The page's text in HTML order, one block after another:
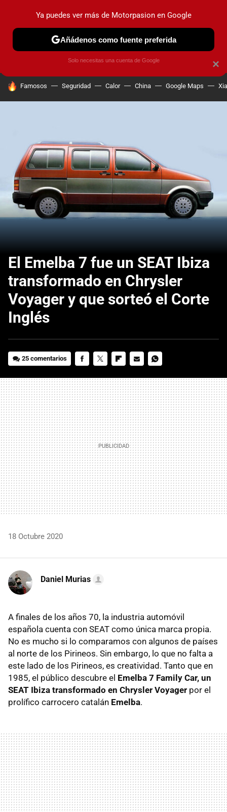
PRUEBAS COCHES ELÉCTRICOS OBSERVATORIO
HOY SE HABLA DE
Famosos Seguridad Calor China Google Maps
El Emelba 7 fue un SEAT Ibiza
transformado en Chrysler
Voyager y que sorteó el Corte
Inglés
25 comentarios
MAIL
18 Octubre 2020
Daniel Murias
A finales de los años 70, la industria automóvil
española cuenta con SEAT como única marca propia.
No es mucho si lo comparamos con algunos de países
al norte de los Pirineos. Sin embargo, lo que no falta a
este lado de los Pirineos, es creatividad. Tanto que en
1985, el público descubre el Emelba 7 Family Car, un
SEAT Ibiza transformado en Chrysler Voyager por el
prolífico carrocero catalán Emelba.
×
Ya puedes ver más de Motorpasion en Google
Añádenos como fuente preferida
Solo necesitas una cuenta de Google